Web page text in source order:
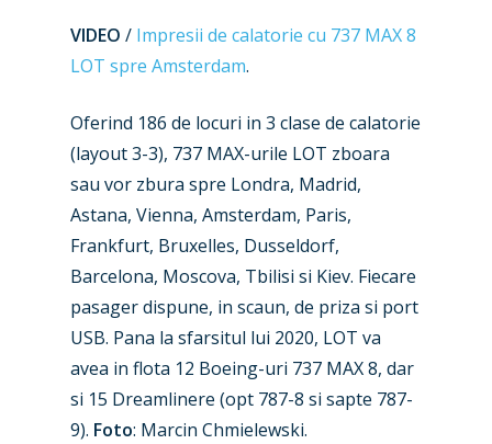
VIDEO / Impresii de calatorie cu 737 MAX 8
LOT spre Amsterdam.
Oferind 186 de locuri in 3 clase de calatorie
(layout 3-3), 737 MAX-urile LOT zboara
sau vor zbura spre Londra, Madrid,
Astana, Vienna, Amsterdam, Paris,
Frankfurt, Bruxelles, Dusseldorf,
Barcelona, Moscova, Tbilisi si Kiev. Fiecare
pasager dispune, in scaun, de priza si port
USB. Pana la sfarsitul lui 2020, LOT va
avea in flota 12 Boeing-uri 737 MAX 8, dar
si 15 Dreamlinere (opt 787-8 si sapte 787-
9). Foto: Marcin Chmielewski.
Industry
Accidents / Incidents
Airshows
Dubai 2025
Paris 2025
Farnborough 2024
Paris 2023
Farnborough 2022
Business Jets
Military
Trip Reports
Marketplace
Jobs